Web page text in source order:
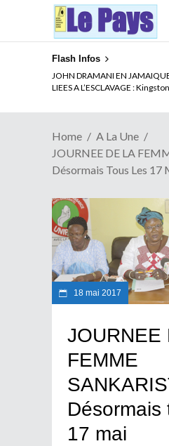
Flash Infos
JOHN DRAMANI EN
LIEES A L’ESCLAVAGE :
ELECTION DE TALON A LA
Quand Patrice quitte le
Home
A La Une
JOURNEE DE LA
Désormais Tous Les 17
18 mai 2017
JOURNEE
FEMME
Désormais
17 mai